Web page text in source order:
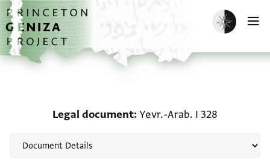
Skip to main content
home
Enable dark
Legal document Yevr.-Arab. I 328